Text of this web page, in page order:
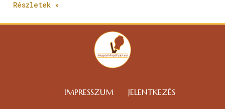
Részletek »
IMPRESSZUM JELENTKEZÉS